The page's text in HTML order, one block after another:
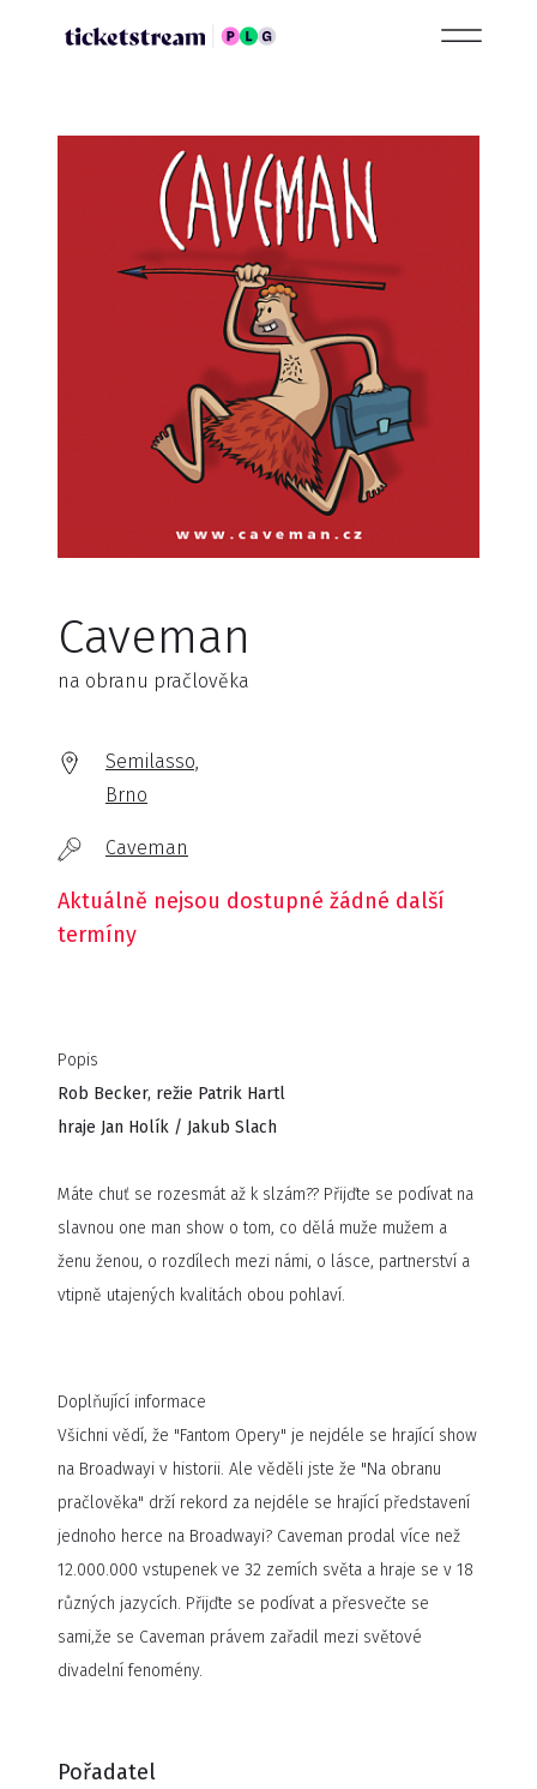
Caveman
na obranu pračlověka
Semilasso,
Brno
Caveman
Aktuálně nejsou dostupné žádné další
termíny
Popis
Rob Becker, režie Patrik Hartl
hraje Jan Holík / Jakub Slach
Máte chuť se rozesmát až k slzám?? Přijďte se podívat na
slavnou one man show o tom, co dělá muže mužem a
ženu ženou, o rozdílech mezi námi, o lásce, partnerství a
vtipně utajených kvalitách obou pohlaví.
Doplňující informace
Všichni vědí, že "Fantom Opery" je nejdéle se hrající show
na Broadwayi v historii. Ale věděli jste že "Na obranu
pračlověka" drží rekord za nejdéle se hrající představení
jednoho herce na Broadwayi? Caveman prodal více než
12.000.000 vstupenek ve 32 zemích světa a hraje se v 18
různých jazycích. Přijďte se podívat a přesvečte se
sami,že se Caveman právem zařadil mezi světové
divadelní fenomény.
Pořadatel